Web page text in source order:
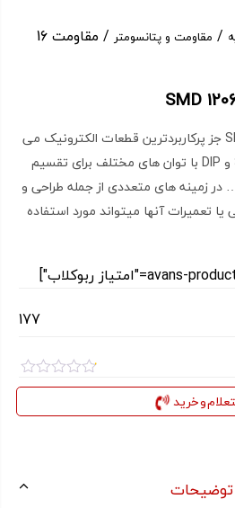
/ مقاومت و پتانسومتر
/ مقاومت 16
مقاومت 16 مگا اهم SMD 1206 جز پرکاربردترین قطعات الکترونیک می
باشند که در پکیج های SMD و DIP با توان های مختلف برای تقسیم
در زمینه های متعددی از جمله طراحی و
تعمیرات آنها میتواند مورد استفاده
177
امتیاز
از
و خرید
توضیحات